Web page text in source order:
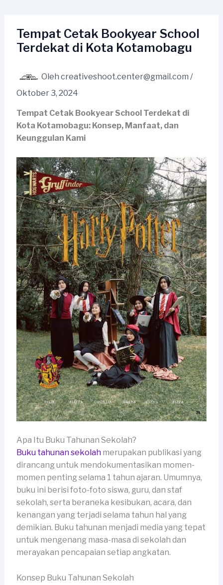
kontenTempat Cetak Bookyear School
Terdekat di Kota Kotamobagu
Oleh creativeshoot.center@gmail.com /
Oktober 3, 2024
Tempat Cetak Bookyear School Terdekat di
Kota Kotamobagu: Konsep, Manfaat, dan
Keunggulan Kami
Apa Itu Buku Tahunan Sekolah?
Buku tahunan sekolahmerupakan publikasi yang
dirancang untuk mendokumentasikan momen-
momen penting selama 1 tahun ajaran. Umumnya,
buku ini berisi foto-foto siswa, guru, dan staf
sekolah, serta beraneka kesibukan, acara, dan
kenangan yang terjadi selama tahun hal yang
demikian. Buku tahunan menjadi media yang tepat
untuk mengenang masa-masa di sekolah dan
merayakan pencapaian setiap angkatan.
Konsep Buku Tahunan Sekolah